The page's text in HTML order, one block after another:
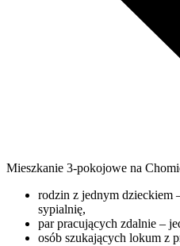
Mieszkanie 3-pokojowe na
rodzin z jednym dzieckiem
sypialnię,
par pracujących zdalnie –
osób szukających lokum z